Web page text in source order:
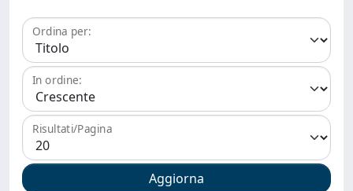
Ordina per:
In ordine:
Risultati/Pagina